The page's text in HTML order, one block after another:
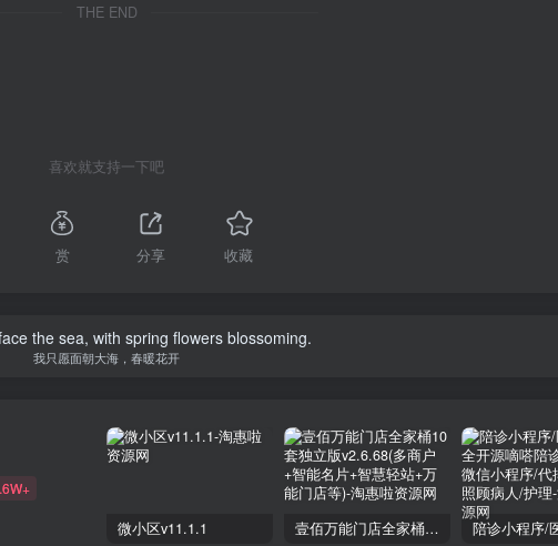
THE END
喜欢就支持一下吧
赏 分享 收藏
the sea, with spring flowers blossoming.
我只愿面朝大海，春暖花开
微小区v11.1.1 壹佰万能门店全家桶10套独立版v2.6.68(​多商户+智能名片+智慧轻站+万能门店等)